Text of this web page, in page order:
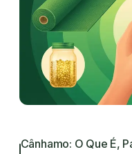
Cânhamo: O Que É,